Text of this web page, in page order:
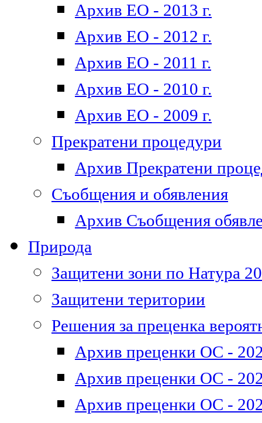
Архив ЕО - 2013 г.
Архив ЕО - 2012 г.
Архив ЕО - 2011 г.
Архив ЕО - 2010 г.
Архив ЕО - 2009 г.
Прекратени процедури
Архив Прекратени
Съобщения и обявления
Архив Съобщения
Природа
Защитени зони по Натура
Защитени територии
Решения за преценка
Архив преценки ОС -
Архив преценки ОС -
Архив преценки ОС -